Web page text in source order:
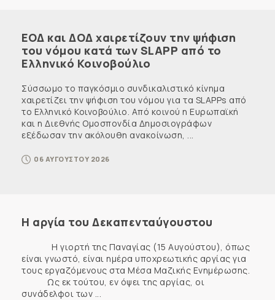
ΕΟΔ και ΔΟΔ χαιρετίζουν την ψήφιση
του νόμου κατά των SLAPP από το
Ελληνικό Κοινοβούλιο
Σύσσωμο το παγκόσμιο συνδικαλιστικό κίνημα
χαιρετίζει την ψήφιση του νόμου για τα SLAPPs από
το Ελληνικό Κοινοβούλιο. Από κοινού η Ευρωπαϊκή
και η Διεθνής Ομοσπονδία Δημοσιογράφων
εξέδωσαν την ακόλουθη ανακοίνωση, ...
06 ΑΥΓΟΥΣΤΟΥ 2026
Η αργία του Δεκαπενταύγουστου
Η γιορτή της Παναγίας (15 Αυγούστου), όπως
είναι γνωστό, είναι ημέρα υποχρεωτικής αργίας για
τους εργαζόμενους στα Μέσα Μαζικής Ενημέρωσης.
Ως εκ τούτου, εν όψει της αργίας, οι
συνάδελφοι των ...